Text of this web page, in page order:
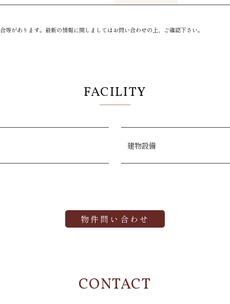
があります。最新の情報に関しましてはお問い合わせの上、ご確認下さい。
FACILITY
建物設備
物件問い合わせ
CONTACT